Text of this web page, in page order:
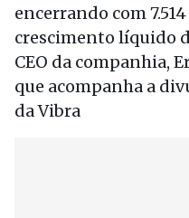
encerrando com
crescimento líquido
CEO da companhia,
que acompanha a
da Vibra